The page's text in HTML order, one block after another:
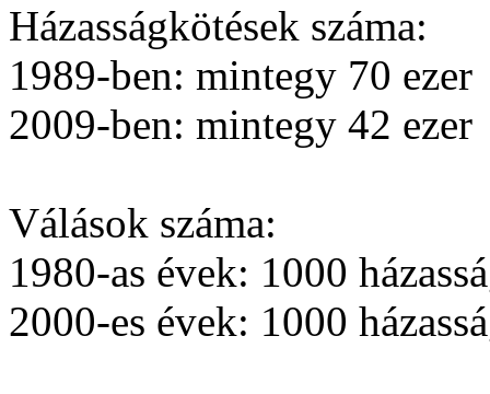
Házasságkötések száma:
1989-ben: mintegy 70 ezer
2009-ben: mintegy 42 ezer
Válások száma:
1980-as évek: 1000
2000-es évek: 1000